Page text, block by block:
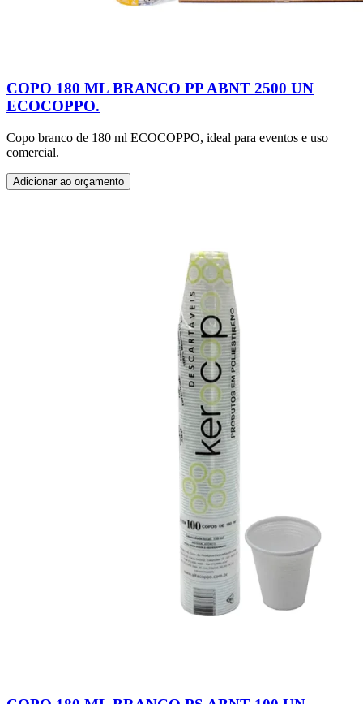
COPO 180 ML BRANCO PP ABNT 2500 UN
ECOCOPPO.
Copo branco de 180 ml ECOCOPPO, ideal para eventos e uso
comercial.
Adicionar ao orçamento